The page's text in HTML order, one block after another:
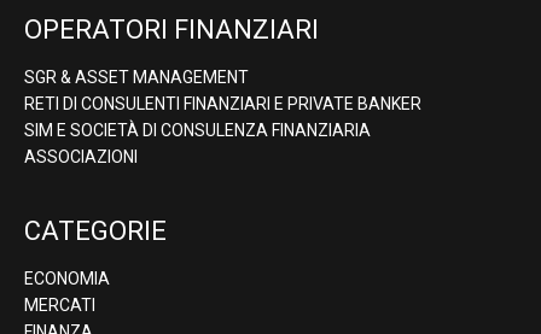
OPERATORI FINANZIARI
SGR & ASSET MANAGEMENT
RETI DI CONSULENTI FINANZIARI E PRIVATE BANKER
SIM E SOCIETÀ DI CONSULENZA FINANZIARIA
ASSOCIAZIONI
CATEGORIE
ECONOMIA
MERCATI